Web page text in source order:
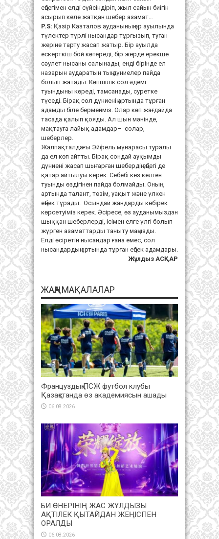
еңбегімен елді сүйсіндіріп, жыл сайын биігін
асырып келе жатқан шебер азамат…
P.S: Қазір Казталов ауданының әр ауылында
түлектер түрлі нысандар тұрғызып, туған
жеріне тарту жасап жатыр. Бір ауылда
ескерткіш бой көтереді, бір жерде ерекше
сәулет нысаны салынады, енді бірінде ел
назарын аударатын тың дүниелер пайда
болып жатады. Көпшілік сол әдемі
туындыны көреді, тамсанады, суретке
түседі. Бірақ сол дүниенің артында тұрған
адамды біле бермейміз. Олар көп жағдайда
тасада қалып қояды. Ал шын мәнінде,
мақтауға лайық адамдар– солар,
шеберлер.
Жалпақталдағы Эйфель мұнарасы туралы
да ел көп айтты. Бірақ сондай ауқымды
дүниені жасап шығарған шебердің еңбегі де
қатар айтылуы керек. Себебі кез келген
туынды өздігінен пайда болмайды. Оның
артында талант, төзім, уақыт және үлкен
еңбек тұрады. Осындай жандарды көбірек
көрсетуіміз керек. Әсіресе, өз ауданымыздан
шыққан шеберлерді, ісімен елге үлгі болып
жүрген азаматтарды таныту маңызды.
Елді өсіретін нысандар ғана емес, сол
нысандардың артында тұрған еңбек адамдары.
Жұлдыз АСҚАР
ЖАҢА МАҚАЛАЛАР
Француздық ПСЖ футбол клубы
Қазақстанда өз академиясын ашады
06.08.2026
БИ ӨНЕРІНІҢ ЖАС ЖҰЛДЫЗЫ
АҚТІЛЕК ҚЫТАЙДАН ЖЕҢІСПЕН
ОРАЛДЫ
06.08.2026